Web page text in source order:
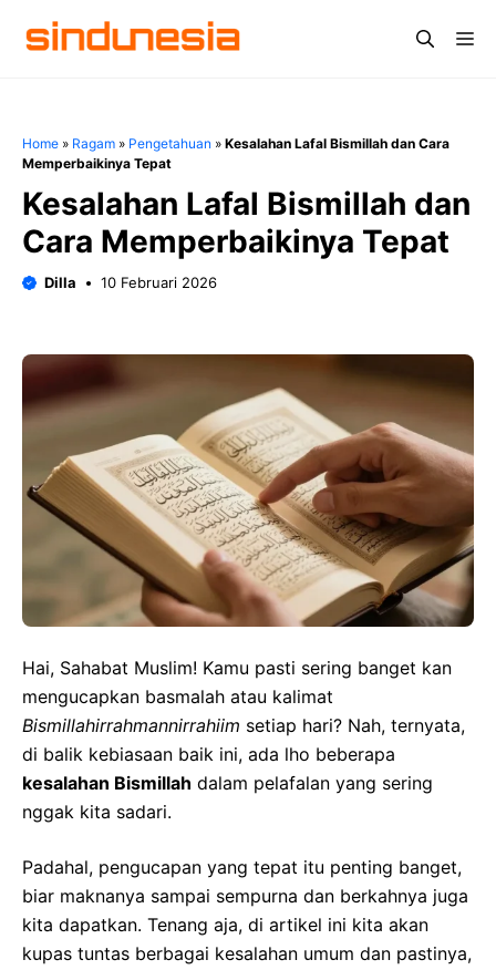
Home » Ragam » Pengetahuan » Kesalahan Lafal Bismillah dan Cara
Memperbaikinya Tepat
Kesalahan Lafal Bismillah dan
Cara Memperbaikinya Tepat
Dilla 10 Februari 2026
Hai, Sahabat Muslim! Kamu pasti sering banget kan
mengucapkan basmalah atau kalimat
Bismillahirrahmannirrahiim setiap hari? Nah, ternyata,
di balik kebiasaan baik ini, ada lho beberapa
kesalahan Bismillah dalam pelafalan yang sering
nggak kita sadari.
Padahal, pengucapan yang tepat itu penting banget,
biar maknanya sampai sempurna dan berkahnya juga
kita dapatkan. Tenang aja, di artikel ini kita akan
kupas tuntas berbagai kesalahan umum dan pastinya,